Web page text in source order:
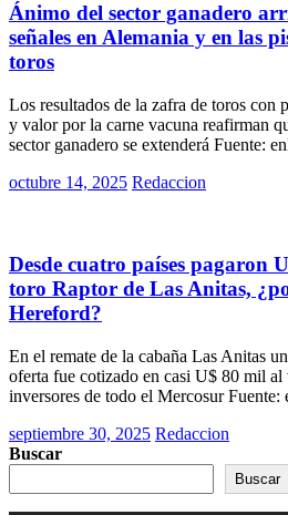
Ánimo del sector ganadero
señales en Alemania y en las
toros
Los resultados de la zafra de toros con
y valor por la carne vacuna reafirman
sector ganadero se extenderá Fuente:
Posted
octubre 14, 2025 Redaccion
Desde cuatro países pagaron
toro Raptor de Las Anitas,
Hereford?
En el remate de la cabaña Las Anitas
oferta fue cotizado en casi U$ 80 mil al
inversores de todo el Mercosur Fuente:
Posted
on
septiembre 30, 2025 Redaccion
Buscar
Buscar